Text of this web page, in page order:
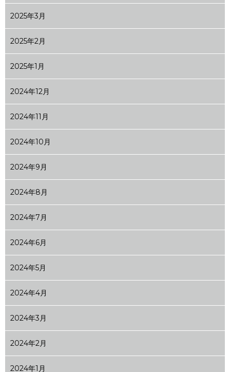
2025年3月
2025年2月
2025年1月
2024年12月
2024年11月
2024年10月
2024年9月
2024年8月
2024年7月
2024年6月
2024年5月
2024年4月
2024年3月
2024年2月
2024年1月